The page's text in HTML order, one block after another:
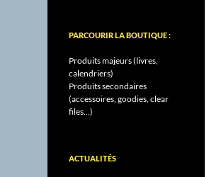
PARCOURIR LA BOUTIQUE :
Produits majeurs (livres,
calendriers)
Produits secondaires
(accessoires, goodies, clear
files...)
ACTUALITÉS